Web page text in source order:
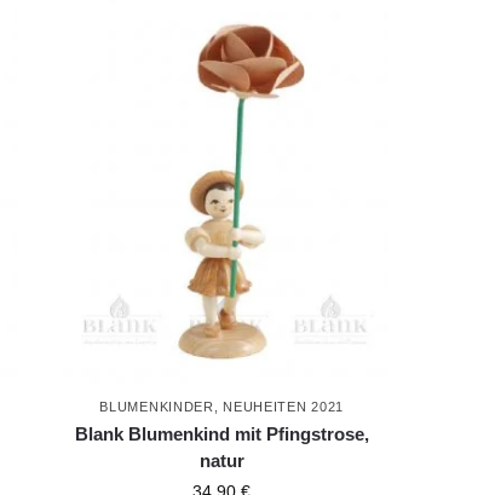
BLUMENKINDER NEUHEITEN 2021
Blank Blumenkind mit Pfingstrose,
natur